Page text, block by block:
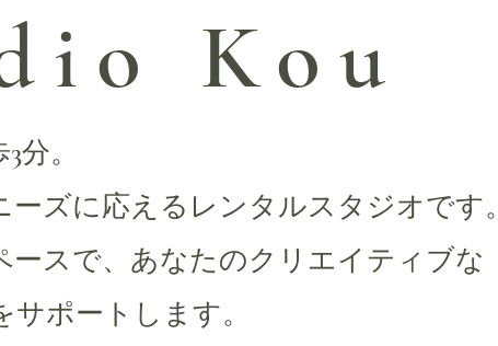
Kou
分。
ズに応えるレンタルスタジオです。
ースで、あなたのクリエイティブな
ポートします。